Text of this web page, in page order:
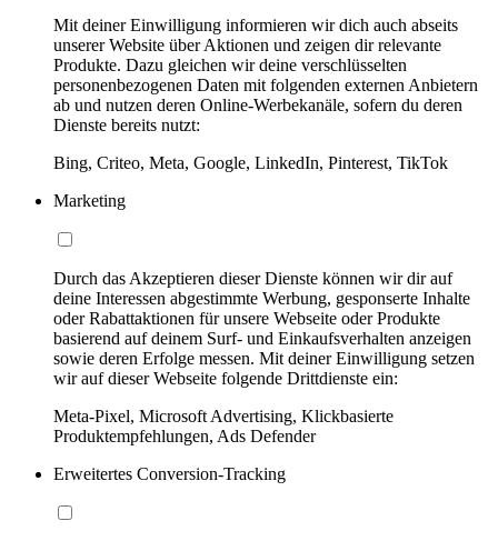
Mit deiner Einwilligung informieren wir dich auch abseits
unserer Website über Aktionen und zeigen dir relevante
Produkte. Dazu gleichen wir deine verschlüsselten
personenbezogenen Daten mit folgenden externen Anbietern
ab und nutzen deren Online-Werbekanäle, sofern du deren
Dienste bereits nutzt:
Bing, Criteo, Meta, Google, LinkedIn, Pinterest, TikTok
Marketing
Durch das Akzeptieren dieser Dienste können wir dir auf
deine Interessen abgestimmte Werbung, gesponserte Inhalte
oder Rabattaktionen für unsere Webseite oder Produkte
basierend auf deinem Surf- und Einkaufsverhalten anzeigen
sowie deren Erfolge messen. Mit deiner Einwilligung setzen
wir auf dieser Webseite folgende Drittdienste ein:
Meta-Pixel, Microsoft Advertising, Klickbasierte
Produktempfehlungen, Ads Defender
Erweitertes Conversion-Tracking